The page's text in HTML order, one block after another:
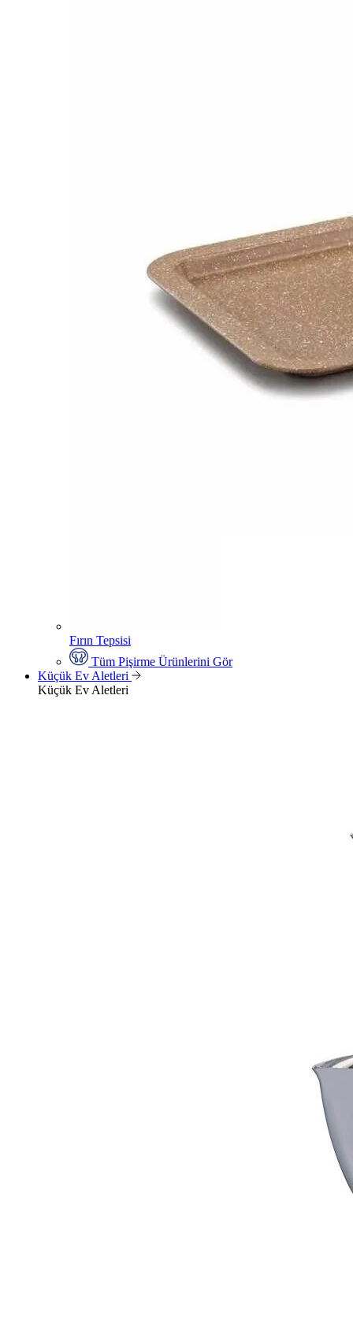
Fırın Tepsisi
Tüm Pişirme Ürünlerini Gör
Küçük Ev Aletleri
Küçük Ev Aletleri